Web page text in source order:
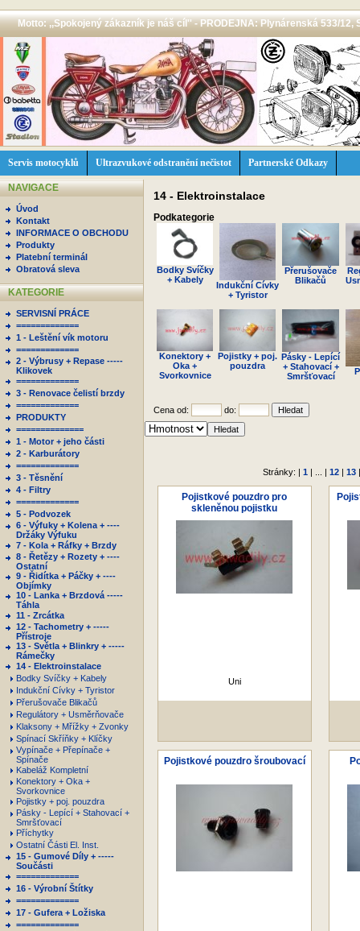
Motto: ,,Spokojený zákazník je náš cíl'' - PRODEJNA: Plynárenská 533/12,
Servis motocyklů Ultrazvukové odstranění nečistot Partnerské Odkazy
NAVIGACE
Úvod
Kontakt
INFORMACE O OBCHODU
Produkty
Platební terminál
Obratová sleva
KATEGORIE
SERVISNÍ PRÁCE
=============
1 - Leštění vík motoru
=============
2 - Výbrusy + Repase -----
Klikovek
=============
3 - Renovace čelistí brzdy
=============
PRODUKTY
==============
1 - Motor + jeho části
2 - Karburátory
=============
3 - Těsnění
4 - Filtry
=============
5 - Podvozek
6 - Výfuky + Kolena + ----
Držáky Výfuku
7 - Kola + Ráfky + Brzdy
8 - Řetězy + Rozety + ----
Ostatní
9 - Řidítka + Páčky + ----
Objímky
10 - Lanka + Brzdová -----
Táhla
11 - Zrcátka
12 - Tachometry + -----
Přístroje
13 - Světla + Blinkry + -----
Rámečky
14 - Elektroinstalace
Bodky Svíčky + Kabely
Indukční Cívky + Tyristor
Přerušovače Blikačů
Regulátory + Usměrňovače
Klaksony + Mřížky + Zvonky
Spínací Skříňky + Klíčky
Vypínače + Přepínače +
Spínače
Kabeláž Kompletní
Konektory + Oka +
Svorkovnice
Pojistky + poj. pouzdra
Pásky - Lepící + Stahovací +
Smršťovací
Příchytky
Ostatní Části El. Inst.
15 - Gumové Díly + -----
Součásti
=============
16 - Výrobní Štítky
=============
17 - Gufera + Ložiska
=============
14 - Elektroinstalace
Podkategorie
Bodky Svíčky
+ Kabely
Indukční Cívky
+ Tyristor
Přerušovače
Blikačů
Konektory +
Oka +
Svorkovnice
Pojistky + poj.
pouzdra
Pásky - Lepící
+ Stahovací +
Smršťovací
Cena od: do:
Stránky: | 1| ... | 12| 13
Pojistkové pouzdro pro
skleněnou pojistku
Uni
Pojistkové pouzdro šroubovací